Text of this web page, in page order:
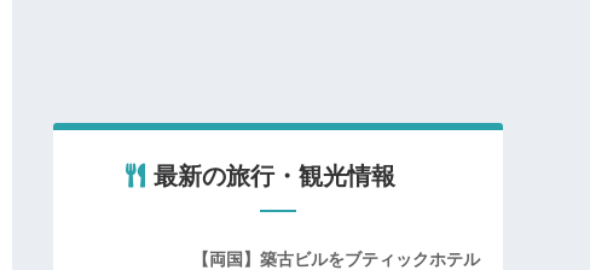
最新の旅行・観光情報
【両国】築古ビルをブティックホテル